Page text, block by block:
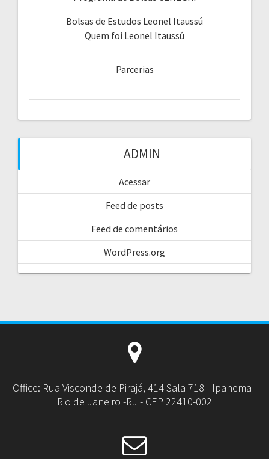
Bolsas de Estudos Leonel Itaussú
Quem foi Leonel Itaussú
Parcerias
ADMIN
Acessar
Feed de posts
Feed de comentários
WordPress.org
Office: Rua Visconde de Pirajá, 414 Sala 718 - Ipanema -
Rio de Janeiro -RJ - CEP 22410-002